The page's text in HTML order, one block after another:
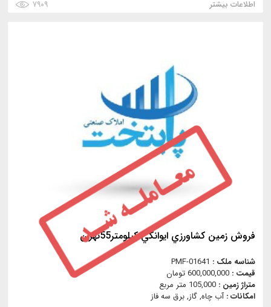
اطلاعات بیشتر
۷۹۰۹
فروش زمين كشاورزي ايوانكي كيلومتر55تهران
شناسه ملک : PMF-01641
قیمت : 600,000,000 تومان
متراژ زمین : 105,000 متر مربع
امکانات :آب چاه, گاز, برق سه فاز